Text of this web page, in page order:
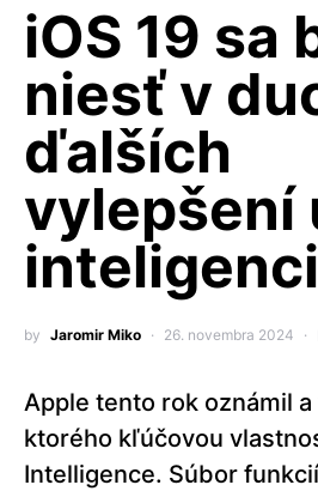
iOS 19 sa
niesť v
ďalších
vylepšení
by Jaromir Miko 26. novembra 2024
Apple tento rok oznámil a
ktorého kľúčovou
Intelligence. Súbor